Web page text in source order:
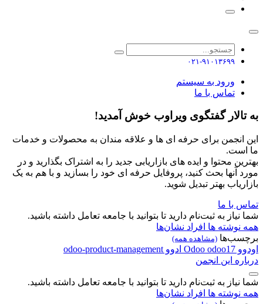
۰۲۱-۹۱۰۱۳۶۹۹
ورود به سیستم
تماس با ما
به تالار گفتگوی ویراوب خوش آمدید!
این انجمن برای حرفه ای ها و علاقه مندان به محصولات و خدمات
ما است.
بهترین محتوا و ایده های بازاریابی جدید را به اشتراک بگذارید و در
مورد آنها بحث کنید، پروفایل حرفه ای خود را بسازید و با هم به یک
بازاریاب بهتر تبدیل شوید.
تماس با ما
شما نیاز به ثبت‌نام دارید تا بتوانید با جامعه تعامل داشته باشید.
همه نوشته ها افراد نشان‌ها
برچسب‌ها (مشاهده همه)
اودوو Odoo odoo17 ادوو odoo-product-management
درباره این انجمن
شما نیاز به ثبت‌نام دارید تا بتوانید با جامعه تعامل داشته باشید.
همه نوشته ها افراد نشان‌ها